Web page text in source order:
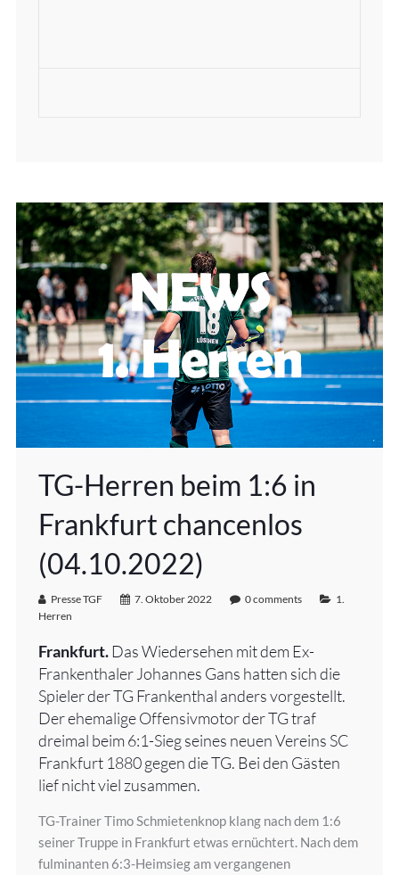
TG-Herren beim 1:6 in
Frankfurt chancenlos
(04.10.2022)
Presse TGF 7. Oktober 2022 0 comments
1.
Herren
Frankfurt.Das Wiedersehen mit dem Ex-
Frankenthaler Johannes Gans hatten sich die
Spieler der TG Frankenthal anders vorgestellt.
Der ehemalige Offensivmotor der TG traf
dreimal beim 6:1-Sieg seines neuen Vereins SC
Frankfurt 1880 gegen die TG. Bei den Gästen
lief nicht viel zusammen.
TG-Trainer Timo Schmietenknop klang nach dem 1:6
seiner Truppe in Frankfurt etwas ernüchtert. Nach dem
fulminanten 6:3-Heimsieg am vergangenen